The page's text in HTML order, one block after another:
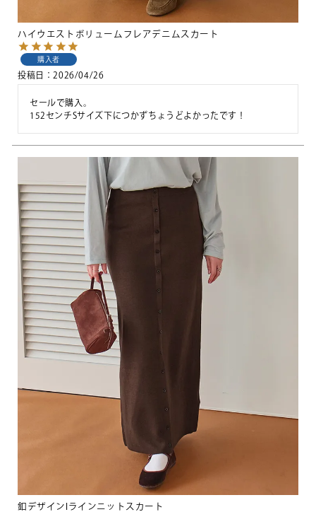
ハイウエストボリュームフレアデニムスカート
購入者
投稿日 2026/04/26
セールで購入。
152センチSサイズ下につかずちょうどよかったです！
釦デザインIラインニットスカート